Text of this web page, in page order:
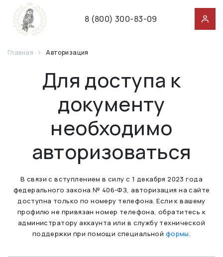
8 (800) 300-83-09
Главная Авторизация
Для доступа к
документу
необходимо
авторизоваться
В связи с вступлением в силу с 1 декабря 2023 года
федерального закона № 406-ФЗ, авторизация на сайте
доступна только по номеру телефона. Если к вашему
профилю не привязан номер телефона, обратитесь к
администратору аккаунта или в службу технической
поддержки при помощи специальной формы.